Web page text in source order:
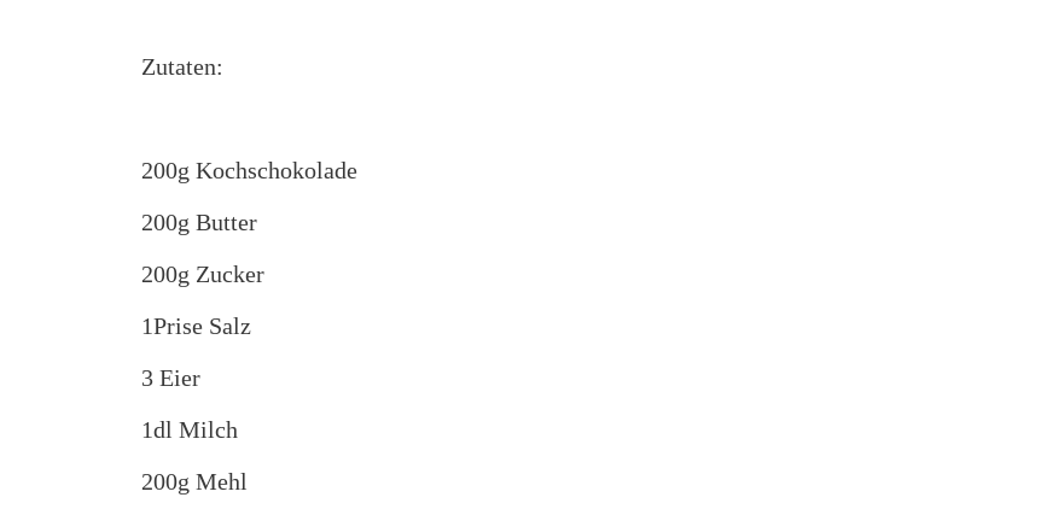
Zutaten:
200g Kochschokolade
200g Butter
200g Zucker
1Prise Salz
3 Eier
1dl Milch
200g Mehl